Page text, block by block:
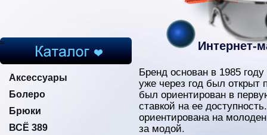
=
Аксессуары
Болеро
Брюки
ВСЁ 389
Интернет-
Бренд основан в 1985
уже через год был
был ориентирован в
ставкой на ее
ориентирована на
за модой.